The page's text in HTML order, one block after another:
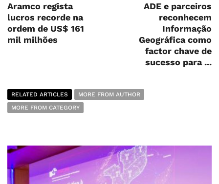
Aramco regista
lucros recorde na
ordem de US$ 161
mil milhões
ADE e parceiros
reconhecem
Informação
Geográfica como
factor chave de
sucesso para ...
RELATED ARTICLES
MORE FROM AUTHOR
MORE FROM CATEGORY